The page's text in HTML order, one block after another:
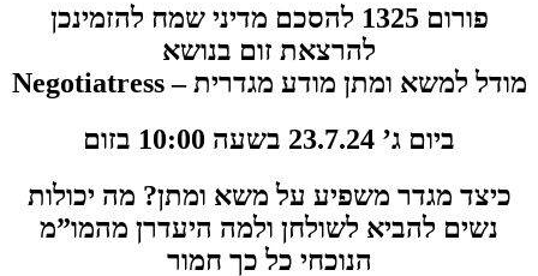
פורום 1325 להסכם מדיני שמח להזמינכן
להרצאת זום בנושא
Negotiatress – מודל למשא ומתן מודע מגדרית
ביום ג’ 23.7.24 בשעה 10:00 בזום
כיצד מגדר משפיע על משא ומתן? מה יכולות
נשים להביא לשולחן ולמה היעדרן מהמו”מ
הנוכחי כל כך חמור